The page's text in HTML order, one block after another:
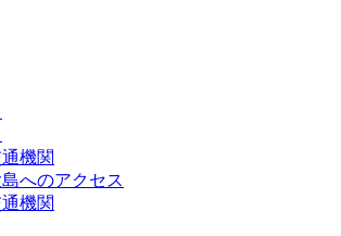
機関
へのアクセス
機関